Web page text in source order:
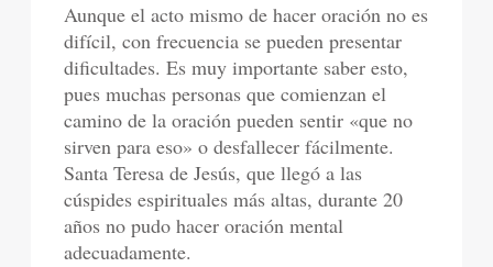
Aunque el acto mismo de hacer oración no es
difícil, con frecuencia se pueden presentar
dificultades. Es muy importante saber esto,
pues muchas personas que comienzan el
camino de la oración pueden sentir «que no
sirven para eso» o desfallecer fácilmente.
Santa Teresa de Jesús, que llegó a las
cúspides espirituales más altas, durante 20
años no pudo hacer oración mental
adecuadamente.